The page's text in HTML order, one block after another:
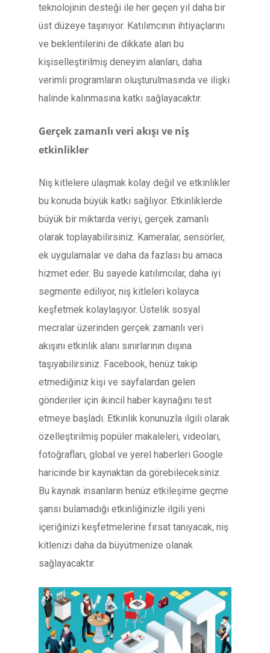
teknolojinin desteği ile her geçen yıl daha bir
üst düzeye taşınıyor. Katılımcının ihtiyaçlarını
ve beklentilerini de dikkate alan bu
kişiselleştirilmiş deneyim alanları, daha
verimli programların oluşturulmasında ve ilişki
halinde kalınmasına katkı sağlayacaktır.
Gerçek zamanlı veri akışı ve niş
etkinlikler
Niş kitlelere ulaşmak kolay değil ve etkinlikler
bu konuda büyük katkı sağlıyor. Etkinliklerde
büyük bir miktarda veriyi, gerçek zamanlı
olarak toplayabilirsiniz. Kameralar, sensörler,
ek uygulamalar ve daha da fazlası bu amaca
hizmet eder. Bu sayede katılımcılar, daha iyi
segmente ediliyor, niş kitleleri kolayca
keşfetmek kolaylaşıyor. Üstelik sosyal
mecralar üzerinden gerçek zamanlı veri
akışını etkinlik alanı sınırlarının dışına
taşıyabilirsiniz. Facebook, henüz takip
etmediğiniz kişi ve sayfalardan gelen
gönderiler için ikincil haber kaynağını test
etmeye başladı. Etkinlik konunuzla ilgili olarak
özelleştirilmiş popüler makaleleri, videoları,
fotoğrafları, global ve yerel haberleri Google
haricinde bir kaynaktan da görebileceksiniz.
Bu kaynak insanların henüz etkileşime geçme
şansı bulamadığı etkinliğinizle ilgili yeni
içeriğinizi keşfetmelerine fırsat tanıyacak, niş
kitlenizi daha da büyütmenize olanak
sağlayacaktır.